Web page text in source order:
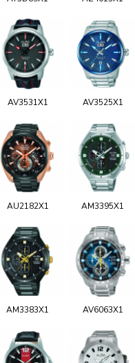
AV3531X1 AV3525X1
AU2182X1 AM3395X1
AM3383X1 AV6063X1